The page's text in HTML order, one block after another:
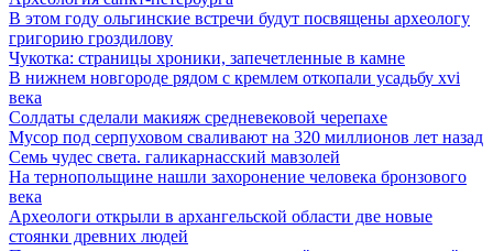
В этом году ольгинские встречи будут посвящены археологу
григорию гроздилову
Чукотка: страницы хроники, запечетленные в камне
В нижнем новгороде рядом с кремлем откопали усадьбу xvi
века
Солдаты сделали макияж средневековой черепахе
Мусор под cерпуховом сваливают на 320 миллионов лет назад
Семь чудес света. галикарнасский мавзолей
На тернопольщине нашли захоронение человека бронзового
века
Археологи открыли в архангельской области две новые
стоянки древних людей